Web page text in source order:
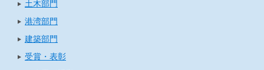
土木部門
港湾部門
建築部門
受賞・表彰